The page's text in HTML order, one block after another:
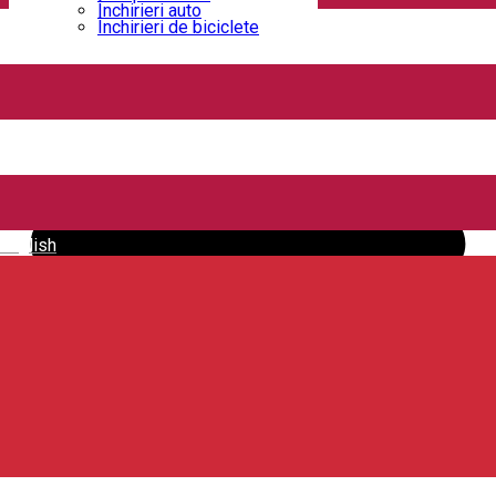
English
Închirieri auto
Închirieri de biciclete
Carpathian Escapes